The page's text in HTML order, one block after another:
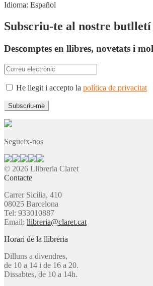
Idioma: Español
Subscriu-te al nostre butlletí
Descomptes en llibres, novetats i
He llegit i accepto la política de privacitat
Segueix-nos
© 2026 Llibreria Claret
Contacte
Carrer Sicília, 410
08025 Barcelona
Tel: 933010887
Email: llibreria@claret.cat
Horari de la llibreria
Dilluns a divendres,
de 10 a 14 i de 16 a 20.
Dissabtes, de 10 a 14h.